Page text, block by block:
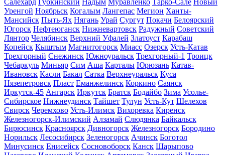
Салехард Губкинский Надым Муравленко Тарко-Сале Новый
Уренгой Ноябрьск Когалым Лангепас Мегион Ханты-
Мансийск Пыть-Ях Нягань Урай Сургут Покачи Белоярский
Югорск Нефтеюганск Нижневартовск Радужный Советский
Лянтор Челябинск Верхний Уфалей Златоуст Карабаш
Копейск Кыштым Магнитогорск Миасс Озерск Усть-Катав
Трехгорный Снежинск Южноуральск Трехгорный-1 Троицк
Чебаркуль Миньяр Сим Аша Карталы Юрюзань Катав-
Ивановск Касли Бакал Сатка Верхнеуральск Куса
Нязепетровск Пласт Еманжелинск Коркино Саянск
Иркутск-45 Ангарск Иркутск Братск Бодайбо Зима Усолье-
Сибирское Нижнеудинск Тайшет Тулун Усть-Кут Шелехов
Свирск Черемхово Усть-Илимск Вихоревка Киренск
Железногорск-Илимский Алзамай Слюдянка Байкальск
Бирюсинск Красноярск Дивногорск Железногорск Бородино
Норильск Лесосибирск Зеленогорск Ачинск Боготол
Минусинск Енисейск Сосновоборск Канск Шарыпово